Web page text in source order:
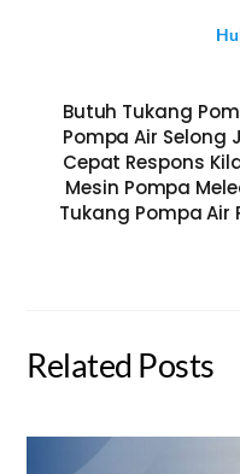
Butuh Tukang
Pompa Air
Cepat Respons
Mesin Pompa
Tukang Pompa
Related Posts